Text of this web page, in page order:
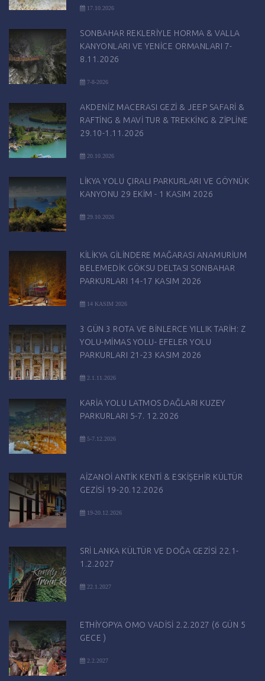
17.10.2026
SONBAHAR REKLERİYLE HORMA & VALLA
KANYONLARI VE YENİCE ORMANLARI 7-
8.11.2026
7-8-2026
AKDENİZ MACERASI GEZİ & JEEP SAFARİ &
RAFTİNG & MAVİ TUR & TREKKİNG & ZİPLİNE
29.10-1.11.2026
20.10.2026
LİKYA YOLU ÇIRALI PARKURLARI VE GÖYNÜK
KANYONU 29 EKİM - 1 KASIM 2026
29.10.2026
KİLİKYA GİLİNDERE MAĞARASI ANAMURİUM
BELEMEDİK GÖKSU DELTASI SONBAHAR
PARKURLARI 14-17 KASIM 2026
14 KASIM 2026
3 GÜN 3 ROTA VE BİNLERCE YILLIK TARİH: Z
YOLU-MİMAS YOLU- EFELER YOLU
PARKURLARI 21-23 KASIM 2026
2.1.11.2026
KARİA YOLU LATMOS DAĞLARI KUZEY
PARKURLARI 5-7. 12.2026
5-7.12.2026
AİZANOİ ANTİK KENTİ & ESKİŞEHİR KÜLTÜR
GEZİSİ 19-20.12.2026
19-20.12.2026
SRİ LANKA KÜLTÜR VE DOĞA GEZİSİ 22.1-
1.2.2027
22.1.2027
ETHİYOPYA OMO VADİSİ 2.2.2027 (6 GÜN 5
GECE )
2.2.2027